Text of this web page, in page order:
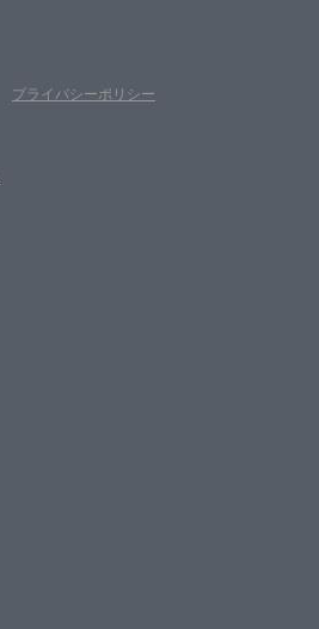
プライバシーポリシー